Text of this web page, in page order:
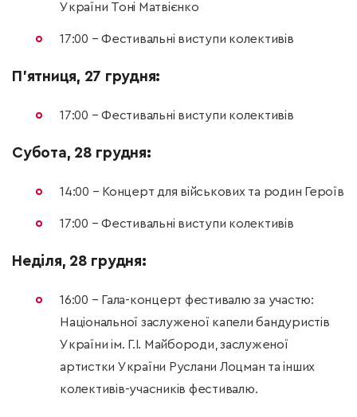
України Тоні Матвієнко
17:00 – Фестивальні виступи колективів
П’ятниця, 27 грудня:
17:00 – Фестивальні виступи колективів
Субота, 28 грудня:
14:00 – Концерт для військових та родин Героїв
17:00 – Фестивальні виступи колективів
Неділя, 28 грудня:
16:00 – Гала-концерт фестивалю за участю:
Національної заслуженої капели бандуристів
України ім. Г.І. Майбороди, заслуженої
артистки України Руслани Лоцман та інших
колективів-учасників фестивалю.